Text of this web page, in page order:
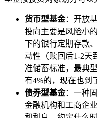
货币型基金：开放
投向主要是风险小
下的银行定期存款
动性（赎回后1-2天
准储蓄标准，最典
有4%的，现在也到
债券型基金：一种
金融机构和工商企